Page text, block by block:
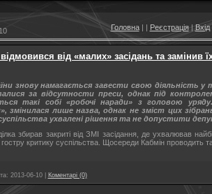
Головна| | Реєстрація| Вхід
10
від «малих» засідань та замінив
знову намагається завести свою діяльність у
за відсутности преси, однак під
такі собі «робочі наради» з головою
змінилася лише назва, однак не зміст цих
ухвалені рішення та не допустити
збирав закриті від ЗМІ засідання, де ухвалював
критику суспільства. Щосереди Кабмін проводить
2013-06-10 Коментарі (0)